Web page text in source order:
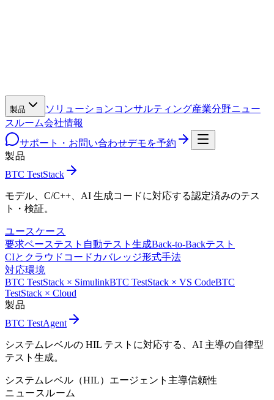
製品 ソリューションコンサルティング産業分野ニュー
スルーム会社情報
サポート・お問い合わせデモを予約
製品
BTC TestStack
モデル、C/C++、AI 生成コードに対応する認定済みのテス
ト・検証。
ユースケース
要求ベーステスト 自動テスト生成Back-to-Backテスト
CIとクラウド コードカバレッジ形式手法
対応環境
BTC TestStack × SimulinkBTC TestStack × VS CodeBTC
TestStack × Cloud
製品
BTC TestAgent
システムレベルの HIL テストに対応する、AI 主導の自律型
テスト生成。
システムレベル（HIL） エージェント主導信頼性
ニュースルーム